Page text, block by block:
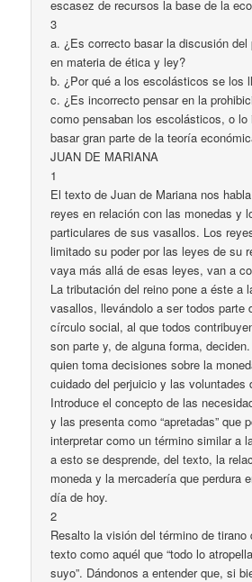
escasez de recursos la base de la
3
a. ¿Es correcto basar la discusión del
en materia de ética y ley?
b. ¿Por qué a los escolásticos se los
c. ¿Es incorrecto pensar en la
como pensaban los escolásticos, o
basar gran parte de la teoría
JUAN DE MARIANA
1
El texto de Juan de Mariana nos
reyes en relación con las monedas y
particulares de sus vasallos. Los
limitado su poder por las leyes de su
vaya más allá de esas leyes, van a
La tributación del reino pone a éste a
vasallos, llevándolo a ser todos parte
círculo social, al que todos
son parte y, de alguna forma,
quien toma decisiones sobre la
cuidado del perjuicio y las voluntades
Introduce el concepto de las
y las presenta como “apretadas” que
interpretar como un término similar a
a esto se desprende, del texto, la
moneda y la mercadería que perdura
día de hoy.
2
Resalto la visión del término de tirano
texto como aquél que “todo lo
suyo”. Dándonos a entender que, si